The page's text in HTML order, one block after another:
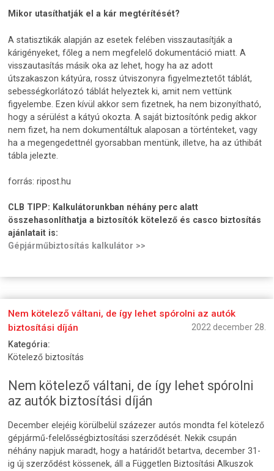
Mikor utasíthatják el a kár megtérítését?
A statisztikák alapján az esetek felében visszautasítják a
kárigényeket, főleg a nem megfelelő dokumentáció miatt. A
visszautasítás másik oka az lehet, hogy ha az adott
útszakaszon kátyúra, rossz útviszonyra figyelmeztetőt táblát,
sebességkorlátozó táblát helyeztek ki, amit nem vettünk
figyelembe. Ezen kívül akkor sem fizetnek, ha nem bizonyítható,
hogy a sérülést a kátyú okozta. A saját biztosítónk pedig akkor
nem fizet, ha nem dokumentáltuk alaposan a történteket, vagy
ha a megengedettnél gyorsabban mentünk, illetve, ha az úthibát
tábla jelezte.
forrás: ripost.hu
CLB TIPP: Kalkulátorunkban néhány perc alatt
összehasonlíthatja a biztosítók kötelező és casco biztosítás
ajánlatait is:
Gépjárműbiztosítás kalkulátor >>
Nem kötelező váltani, de így lehet spórolni az autók
biztosítási díján
2022 december 28.
Kategória:
Kötelező biztosítás
Nem kötelező váltani, de így lehet spórolni
az autók biztosítási díján
December elejéig körülbelül százezer autós mondta fel kötelező
gépjármű-felelősségbiztosítási szerződését. Nekik csupán
néhány napjuk maradt, hogy a határidőt betartva, december 31-
ig új szerződést kössenek, áll a Független Biztosítási Alkuszok